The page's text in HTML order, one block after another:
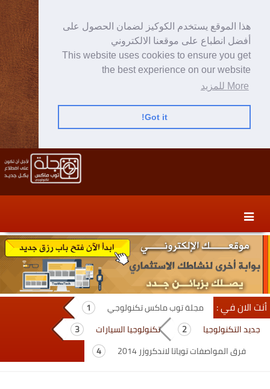
هذا الموقع يستخدم الكوكيز لضمان الحصول على
أفضل انطباع على موقعنا الالكتروني
This website uses cookies to ensure you get
the best experience on our website
More للمزيد
Got it!
content
secondary
content
أنت الان في :
مجلة توب ماكس تكنولوجي
جديد التكنولوجيا
تكنولوجيا السيارات
فرق المواصفات توياتا لاندكروزر 2014